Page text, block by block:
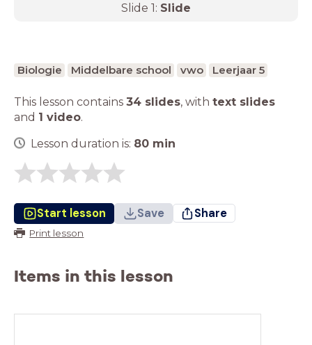
Slide 1: Slide
Biologie Middelbare school vwo Leerjaar 5
This lesson contains 34 slides, with text slides
and 1 video.
Lesson duration is: 80 min
Start lesson Save Share
Print lesson
Items in this lesson